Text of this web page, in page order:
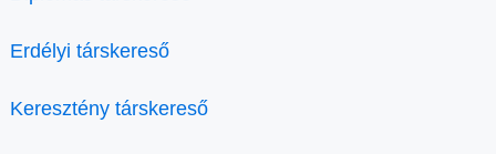
Erdélyi társkereső
Keresztény társkereső